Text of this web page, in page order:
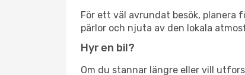
För ett väl avrundat besök,
pärlor och njuta av den lokala
Hyr en bil?
Om du stannar längre eller vill